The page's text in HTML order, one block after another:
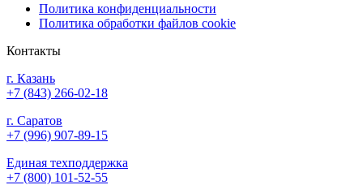
Политика конфиденциальности
Политика обработки файлов cookie
Контакты
г. Казань
+7 (843) 266-02-18
г. Саратов
+7 (996) 907-89-15
Единая техподдержка
+7 (800) 101-52-55